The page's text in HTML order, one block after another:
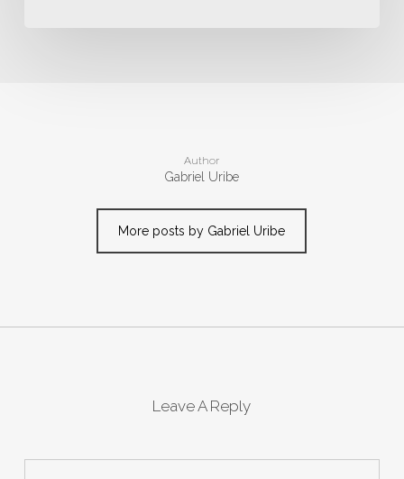
Author
Gabriel Uribe
More posts by Gabriel Uribe
Leave A Reply